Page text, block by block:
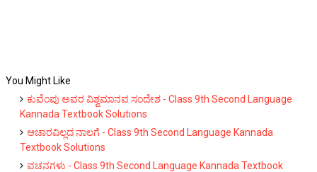
You Might Like
ಕುವೆಂಪು ಅವರ ವಿಶ್ವಮಾನವ ಸಂದೇಶ - Class 9th Second Language
Kannada Textbook Solutions
ಆಚಾರವಿಲ್ಲದ ನಾಲಗೆ - Class 9th Second Language Kannada
Textbook Solutions
ವಚನಗಳು - Class 9th Second Language Kannada Textbook